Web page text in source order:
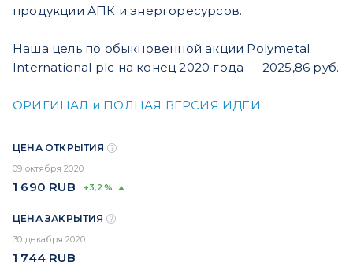
продукции АПК и энергоресурсов.
Наша цель по обыкновенной акции Polymetal
International plc на конец 2020 года — 2025,86 руб.
ОРИГИНАЛ и ПОЛНАЯ ВЕРСИЯ ИДЕИ
ЦЕНА ОТКРЫТИЯ
09 октября 2020
1 690 RUB +3,2%
ЦЕНА ЗАКРЫТИЯ
30 декабря 2020
1 744 RUB